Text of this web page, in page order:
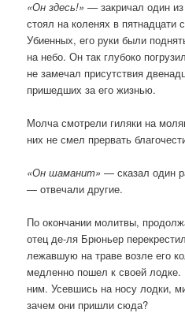
«Он здесь!» —закричал один
стоял на коленях в пятнадцати
Убиенных, его руки были
на небо. Он так глубоко
не замечал присутствия
пришедших за его жизнью.
Молча смотрели гиляки на
них не смел прервать
«Он шаманит» — сказал один
— отвечали другие.
По окончании молитвы,
отец де-ля Брюньер
лежавшую на траве возле его
медленно пошел к своей лодке.
ним. Усевшись на носу лодки,
зачем они пришли сюда?